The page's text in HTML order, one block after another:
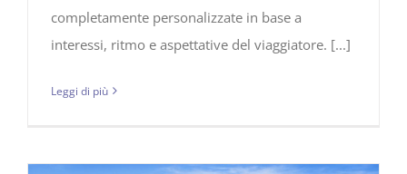
completamente personalizzate in base a
interessi, ritmo e aspettative del viaggiatore. [...]
Leggi di più